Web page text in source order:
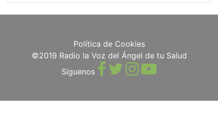
Política de Cookies
©2019 Radio la Voz del Ángel de tu Salud
Síguenos